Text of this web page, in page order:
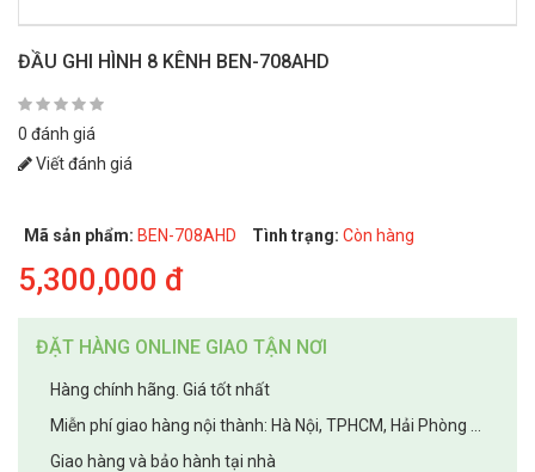
ĐẦU GHI HÌNH 8 KÊNH BEN-708AHD
0 đánh giá
Viết đánh giá
Mã sản phẩm: BEN-708AHD Tình trạng: Còn hàng
5,300,000 đ
ĐẶT HÀNG ONLINE GIAO TẬN NƠI
Hàng chính hãng. Giá tốt nhất
Miễn phí giao hàng nội thành: Hà Nội, TPHCM, Hải Phòng ...
Giao hàng và bảo hành tại nhà